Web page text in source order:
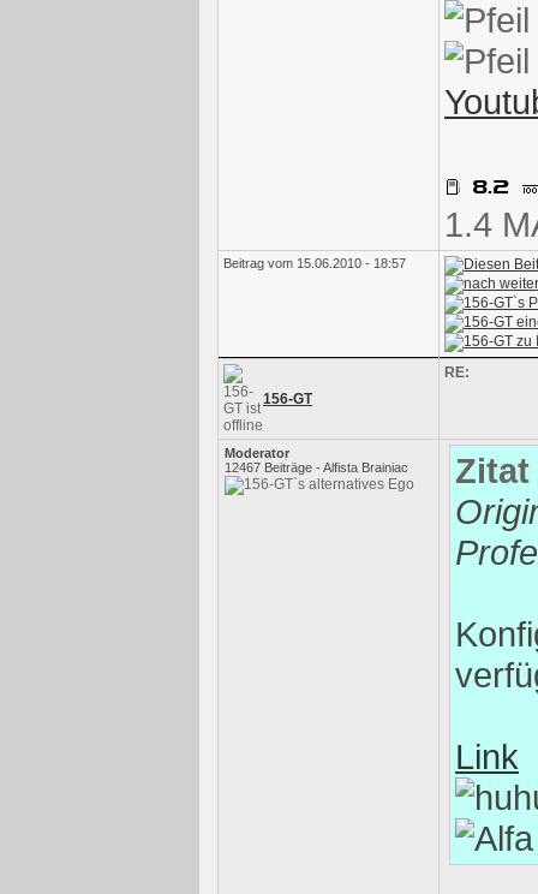
1.4
Beitrag vom 15.06.2010 - 18:57
156-GT
RE:
Moderator
12467 Beiträge - Alfista Brainiac
Zitat
Link